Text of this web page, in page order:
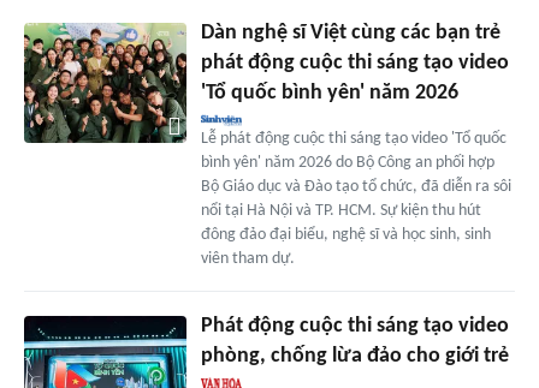
Dàn nghệ sĩ Việt cùng các bạn trẻ
phát động cuộc thi sáng tạo video
'Tổ quốc bình yên' năm 2026
Lễ phát động cuộc thi sáng tạo video 'Tổ quốc
bình yên' năm 2026 do Bộ Công an phối hợp
Bộ Giáo dục và Đào tạo tổ chức, đã diễn ra sôi
nổi tại Hà Nội và TP. HCM. Sự kiện thu hút
đông đảo đại biểu, nghệ sĩ và học sinh, sinh
viên tham dự.
Phát động cuộc thi sáng tạo video
phòng, chống lừa đảo cho giới trẻ